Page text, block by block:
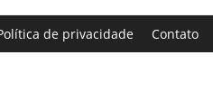
de privacidade Contato